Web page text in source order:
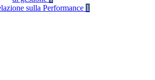
sulla Performance 1